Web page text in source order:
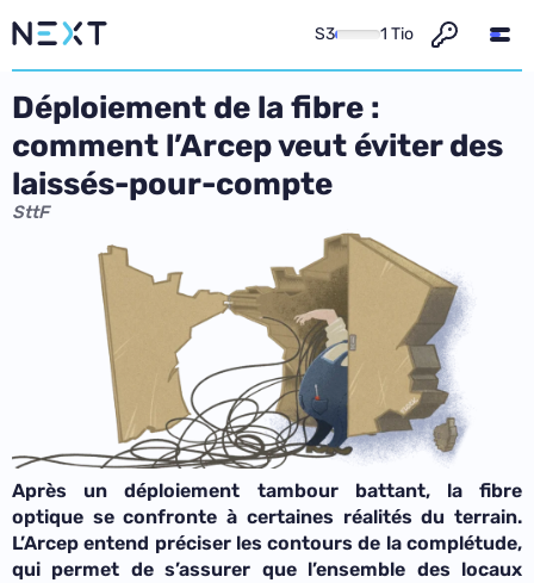
S3 1 Tio
Déploiement de la fibre :
comment l’Arcep veut éviter des
laissés-pour-compte
SttF
Après un déploiement tambour battant, la fibre
optique seconfronte à certaines réalités du terrain.
L’Arcep entend préciser les contours de la complétude,
qui permet de s’assurer que l’ensemble des locaux